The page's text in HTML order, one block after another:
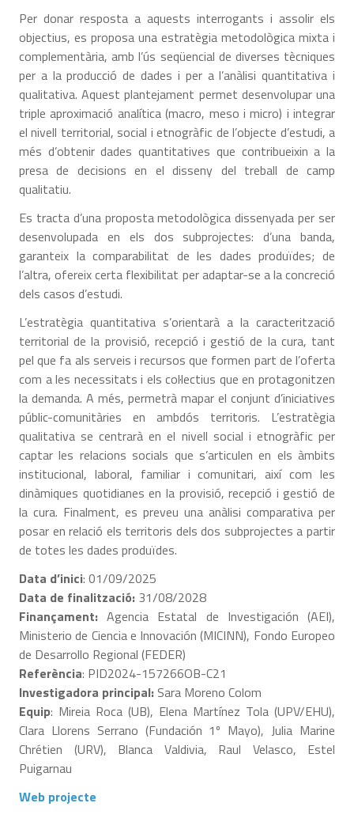
Per donar resposta a aquests interrogants i assolir els
objectius, es proposa una estratègia metodològica mixta i
complementària, amb l’ús seqüencial de diverses tècniques
per a la producció de dades i per a l’anàlisi quantitativa i
qualitativa. Aquest plantejament permet desenvolupar una
triple aproximació analítica (macro, meso i micro) i integrar
el nivell territorial, social i etnogràfic de l’objecte d’estudi, a
més d’obtenir dades quantitatives que contribueixin a la
presa de decisions en el disseny del treball de camp
qualitatiu.
Es tracta d’una proposta metodològica dissenyada per ser
desenvolupada en els dos subprojectes: d’una banda,
garanteix la comparabilitat de les dades produïdes; de
l’altra, ofereix certa flexibilitat per adaptar-se a la concreció
dels casos d’estudi.
L’estratègia quantitativa s’orientarà a la caracterització
territorial de la provisió, recepció i gestió de la cura, tant
pel que fa als serveis i recursos que formen part de l’oferta
com a les necessitats i els col·lectius que en protagonitzen
la demanda. A més, permetrà mapar el conjunt d’iniciatives
públic-comunitàries en ambdós territoris. L’estratègia
qualitativa se centrarà en el nivell social i etnogràfic per
captar les relacions socials que s’articulen en els àmbits
institucional, laboral, familiar i comunitari, així com les
dinàmiques quotidianes en la provisió, recepció i gestió de
la cura. Finalment, es preveu una anàlisi comparativa per
posar en relació els territoris dels dos subprojectes a partir
de totes les dades produïdes.
Data d’inici: 01/09/2025
Data de finalització: 31/08/2028
Finançament: Agencia Estatal de Investigación (AEI),
Ministerio de Ciencia e Innovación (MICINN), Fondo Europeo
de Desarrollo Regional (FEDER)
Referència: PID2024-157266OB-C21
Investigadora principal: Sara Moreno Colom
Equip: Mireia Roca (UB), Elena Martínez Tola (UPV/EHU),
Clara Llorens Serrano (Fundación 1º Mayo), Julia Marine
Chrétien (URV), Blanca Valdivia, Raul Velasco, Estel
Puigarnau
Web projecte